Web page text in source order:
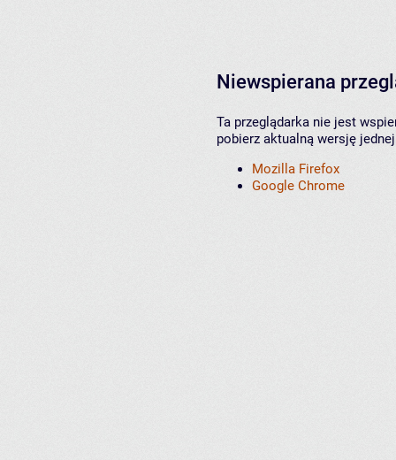
Niewspierana
Ta przeglądarka nie jest
pobierz aktualną wersję
Mozilla Firefox
Google Chrome